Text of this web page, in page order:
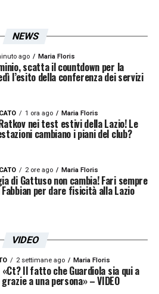
NOSTRE TOP NEWS
NEWS
ago Maria Floris
scatta il countdown per la
l’esito della conferenza dei servizi
1 ora ago Maria Floris
nei test estivi della Lazio! Le
cambiano i piani del club?
2 ore ago Maria Floris
di Gattuso non cambia! Fari sempre
per dare fisicità alla Lazio
VIDEO
2 settimane ago Maria Floris
Il fatto che Guardiola sia qui a
a una persona» – VIDEO